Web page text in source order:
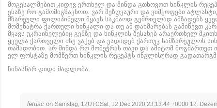
მოგესალმებით კიდევ ერთხელ და მინდა გთხოვოთ ხინკლის
ენაზე რო გამომიგზავნოთ. ვარ მეზღვაური და ვიმყოფები
მზარეული ფილიპინელი მყავს საკმაოდ გემრიელად ამზადებს
მომენატრა ქართული ხინკალი და თუ ამ დახმარებას გამიწევთ
მყავს უკრაინელებიც გემზე და ხინკლის შესახებ არაერთხელ
ყველა ქართველი ისე ვაქებ და ვადიდებ ქართუკ სამზარეულოს
თამადობით. არ მინდა რო მომეჭრას თავი და ამიტომ მოგმართეთ
ელ ფოსტაზე მომწერთ ხინკლის რეცეპტს ინგლისურად
წინასწარ დიდი მადლობა.
letusc on Samstag, 12UTCSat, 12 Dec 2020 23:13:44 +0000 12.